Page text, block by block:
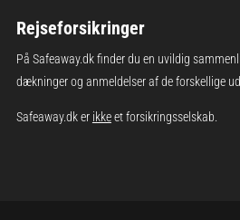
Rejseforsikringer
På Safeaway.dk finder du en uvildig
dækninger og anmeldelser af de forskellige
Safeaway.dk er ikkeet forsikringsselskab.